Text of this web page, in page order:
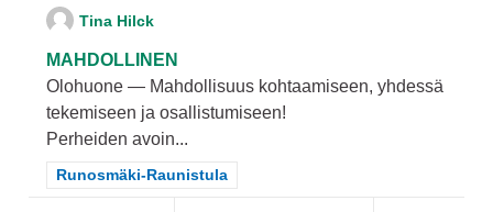
Tina Hilck
MAHDOLLINEN
Olohuone — Mahdollisuus kohtaamiseen, yhdessä
tekemiseen ja osallistumiseen!
Perheiden avoin...
Rajaa tulokset teeman mukaan: Runosmäki-Raunistula
Runosmäki-Raunistula